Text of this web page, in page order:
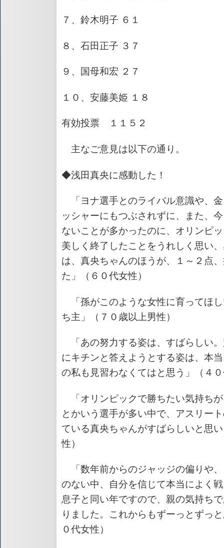
７、鈴木明子 ６１
８、石田正子 ３７
９、国母和宏 ２７
１０、安藤美姫 １８
有効投票 １１５２
主なご意見は以下の通り。
◆浅田真央に感動した！
「ヨナ選手とのライバル意識や、
ッシャーにもつぶされずに、また、
ないことが多かったのに、オリンピ
美しく終了したことをうれしく思い
は、真央ちゃんのほうが、１～２点
た」（６０代女性）
「孫がこのような女性に育ってほ
ち主」（７０歳以上男性）
「あの努力する姿は、すばらしい
にキチンと答えようとする姿は、本
の私も見習わなくてはと思う」（４
「オリンピックで勝ちたい気持ち
とかいう選手が多い中で、アスリー
ている真央ちゃんがすばらしいと思
性）
「数年前からのジャッジの偏りや
のない中、自分を信じて本当によく
息子と同い年ですので、親の気持ち
りました。これからもずーっとずっ
０代女性）